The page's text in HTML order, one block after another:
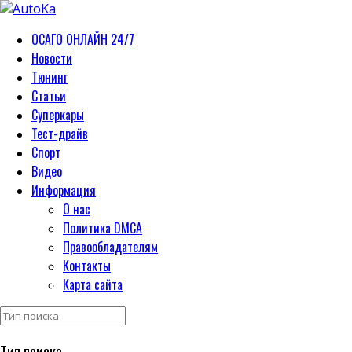
ОСАГО ОНЛАЙН 24/7
Новости
Тюнинг
Статьи
Суперкары
Тест-драйв
Спорт
Видео
Информация
О нас
Политика DMCA
Правообладателям
Контакты
Карта сайта